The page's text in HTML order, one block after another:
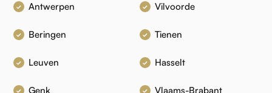
Antwerpen Vilvoorde
Beringen Tienen
Leuven Hasselt
Genk Vlaams-Brabant